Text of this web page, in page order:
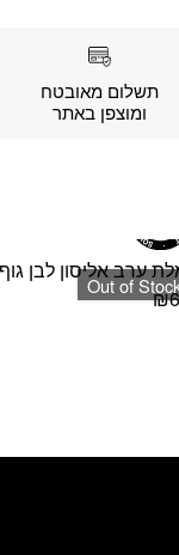
תשלום מאובטח
ומוצפן באתר
Out of
ערב אליסון לבן גוף
₪